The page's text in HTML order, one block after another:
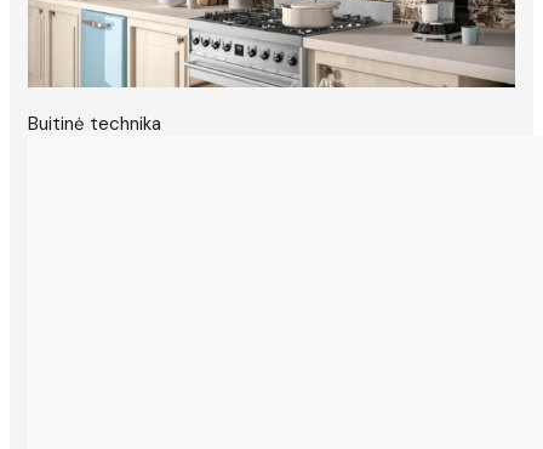
Buitinė technika